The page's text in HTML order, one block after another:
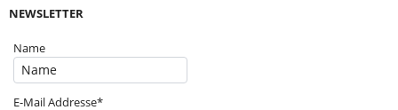
NEWSLETTER
Name
E-Mail Addresse*